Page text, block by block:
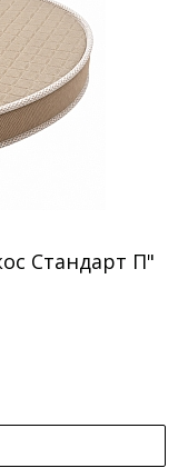
Стандарт П"